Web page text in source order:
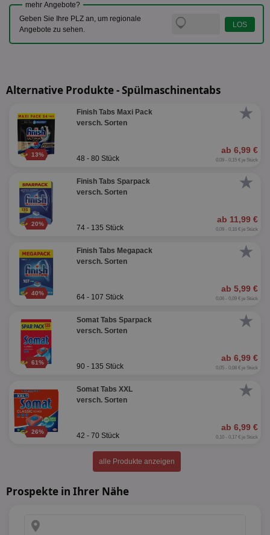
mehr Angebote?
Geben Sie Ihre PLZ an, um regionale
Angebote zu sehen.
Alternative Produkte - Spülmaschinentabs
★
13%
Finish Tabs Maxi Pack
versch. Sorten
ab 6,99 €
48 - 80 Stück 0,09 - 0,15 € je Stück
★
20%
Finish Tabs Sparpack
versch. Sorten
ab 11,99 €
74 - 135 Stück 0,09 - 0,16 € je Stück
★
40%
Finish Tabs Megapack
versch. Sorten
ab 5,99 €
64 - 107 Stück 0,06 - 0,09 € je Stück
★
61%
Somat Tabs Sparpack
versch. Sorten
ab 6,99 €
90 - 135 Stück 0,05 - 0,08 € je Stück
★
26%
Somat Tabs XXL
versch. Sorten
ab 6,99 €
42 - 70 Stück 0,10 - 0,17 € je Stück
alle Produkte anzeigen
Prospekte in Ihrer Nähe